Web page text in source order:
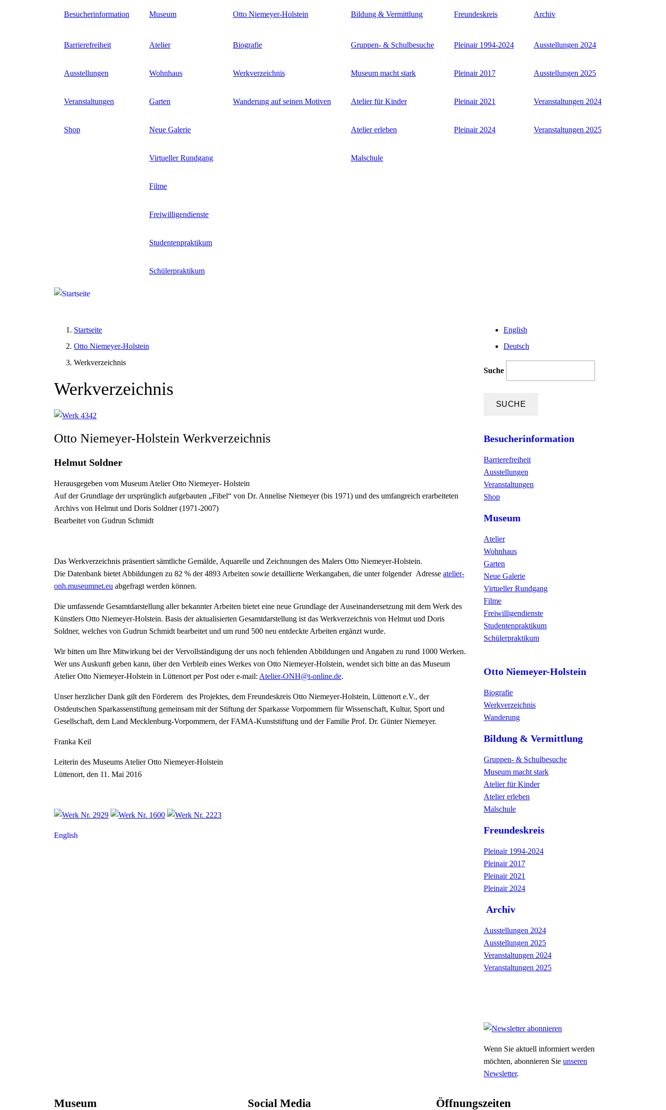
Besucherinformation
Barrierefreiheit
Ausstellungen
Veranstaltungen
Shop
Museum
Atelier
Wohnhaus
Garten
Neue Galerie
Virtueller Rundgang
Filme
Freiwilligendienste
Studentenpraktikum
Schülerpraktikum
Otto Niemeyer-Holstein
Biografie
Werkverzeichnis
Wanderung auf seinen Motiven
Bildung & Vermittlung
Gruppen- & Schulbesuche
Museum macht stark
Atelier für Kinder
Atelier erleben
Malschule
Freundeskreis
Pleinair 1994-2024
Pleinair 2017
Pleinair 2021
Pleinair 2024
Archiv
Ausstellungen 2024
Ausstellungen 2025
Veranstaltungen 2024
Veranstaltungen 2025
Startseite
Otto Niemeyer-Holstein
Werkverzeichnis
Werkverzeichnis
Otto Niemeyer-Holstein Werkverzeichnis
Helmut Soldner
Herausgegeben vom Museum Atelier Otto Niemeyer- Holstein
Auf der Grundlage der ursprünglich aufgebauten „Fibel“ von Dr. Annelise Niemeyer (bis 1971) und des umfangreich erarbeiteten
Archivs von Helmut und Doris Soldner (1971-2007)
Bearbeitet von Gudrun Schmidt
Das Werkverzeichnis präsentiert sämtliche Gemälde, Aquarelle und Zeichnungen des Malers Otto Niemeyer-Holstein.
Die Datenbank bietet Abbildungen zu 82 % der 4893 Arbeiten sowie detaillierte Werkangaben, die unter folgender Adresse atelier-
onh.museumnet.eu abgefragt werden können.
Die umfassende Gesamtdarstellung aller bekannter Arbeiten bietet eine neue Grundlage der Auseinandersetzung mit dem Werk des
Künstlers Otto Niemeyer-Holstein. Basis der aktualisierten Gesamtdarstellung ist das Werkverzeichnis von Helmut und Doris
Soldner, welches von Gudrun Schmidt bearbeitet und um rund 500 neu entdeckte Arbeiten ergänzt wurde.
Wir bitten um Ihre Mitwirkung bei der Vervollständigung der uns noch fehlenden Abbildungen und Angaben zu rund 1000 Werken.
Wer uns Auskunft geben kann, über den Verbleib eines Werkes von Otto Niemeyer-Holstein, wendet sich bitte an das Museum
Atelier Otto Niemeyer-Holstein in Lüttenort per Post oder e-mail: Atelier-ONH@t-online.de.
Unser herzlicher Dank gilt den Förderern des Projektes, dem Freundeskreis Otto Niemeyer-Holstein, Lüttenort e.V., der
Ostdeutschen Sparkassenstiftung gemeinsam mit der Stiftung der Sparkasse Vorpommern für Wissenschaft, Kultur, Sport und
Gesellschaft, dem Land Mecklenburg-Vorpommern, der FAMA-Kunststiftung und der Familie Prof. Dr. Günter Niemeyer.
Franka Keil
Leiterin des Museums Atelier Otto Niemeyer-Holstein
Lüttenort, den 11. Mai 2016
English
English
Deutsch
Suche
Besucherinformation
Barrierefreiheit
Ausstellungen
Veranstaltungen
Shop
Museum
Atelier
Wohnhaus
Garten
Neue Galerie
Virtueller Rundgang
Filme
Freiwilligendienste
Studentenpraktikum
Schülerpraktikum
Otto Niemeyer-Holstein
Biografie
Werkverzeichnis
Wanderung
Bildung & Vermittlung
Gruppen- & Schulbesuche
Museum macht stark
Atelier für Kinder
Atelier erleben
Malschule
Freundeskreis
Pleinair 1994-2024
Pleinair 2017
Pleinair 2021
Pleinair 2024
Archiv
Ausstellungen 2024
Ausstellungen 2025
Veranstaltungen 2024
Veranstaltungen 2025
Wenn Sie aktuell informiert werden
möchten, abonnieren Sie unseren
Newsletter.
Museum Social Media Öffnungszeiten